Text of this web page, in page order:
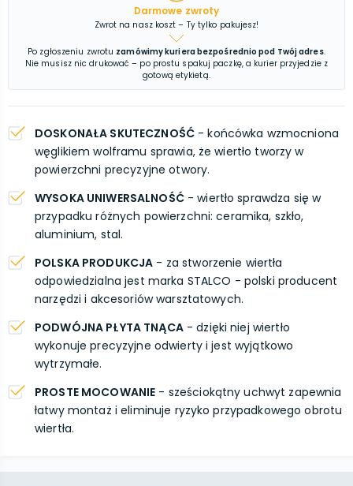
Darmowe zwroty
Zwrot na nasz koszt – Ty tylko pakujesz!
Po zgłoszeniu zwrotu zamówimy kuriera bezpośrednio pod Twój adres.
Nie musisz nic drukować – po prostu spakuj paczkę, a kurier przyjedzie z
gotową etykietą.
DOSKONAŁA SKUTECZNOŚĆ- końcówka wzmocniona
węglikiem wolframu sprawia, że wiertło tworzy w
powierzchni precyzyjne otwory.
WYSOKA UNIWERSALNOŚĆ- wiertło sprawdza się w
przypadku różnych powierzchni: ceramika, szkło,
aluminium, stal.
POLSKA PRODUKCJA - za stworzenie wiertła
odpowiedzialna jest marka STALCO - polski producent
narzędzi i akcesoriów warsztatowych.
PODWÓJNA PŁYTA TNĄCA- dzięki niej wiertło
wykonuje precyzyjne odwierty i jest wyjątkowo
wytrzymałe.
PROSTE MOCOWANIE - sześciokątny uchwyt zapewnia
łatwy montaż i eliminuje ryzyko przypadkowego obrotu
wiertła.